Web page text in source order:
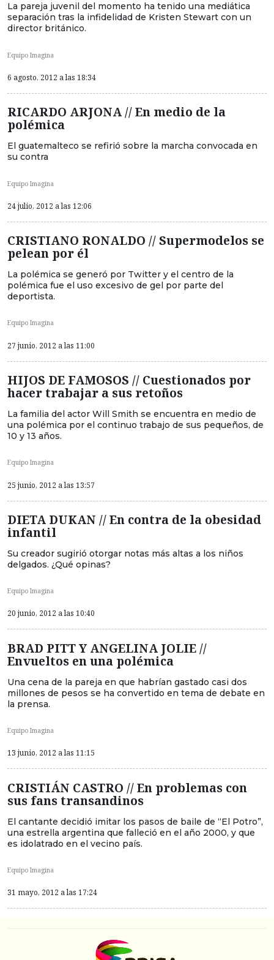
La pareja juvenil del momento ha tenido una mediática
separación tras la infidelidad de Kristen Stewart con un
director británico.
Equipo Imagina
6 agosto, 2012 a las 18:34
RICARDO ARJONA // En medio de la
polémica
El guatemalteco se refirió sobre la marcha convocada en
su contra
Equipo Imagina
24 julio, 2012 a las 12:06
CRISTIANO RONALDO // Supermodelos se
pelean por él
La polémica se generó por Twitter y el centro de la
polémica fue el uso excesivo de gel por parte del
deportista.
Equipo Imagina
27 junio, 2012 a las 11:00
HIJOS DE FAMOSOS // Cuestionados por
hacer trabajar a sus retoños
La familia del actor Will Smith se encuentra en medio de
una polémica por el continuo trabajo de sus pequeños, de
10 y 13 años.
Equipo Imagina
25 junio, 2012 a las 13:57
DIETA DUKAN // En contra de la obesidad
infantil
Su creador sugirió otorgar notas más altas a los niños
delgados. ¿Qué opinas?
Equipo Imagina
20 junio, 2012 a las 10:40
BRAD PITT Y ANGELINA JOLIE //
Envueltos en una polémica
Una cena de la pareja en que habrían gastado casi dos
millones de pesos se ha convertido en tema de debate en
la prensa.
Equipo Imagina
13 junio, 2012 a las 11:15
CRISTIÁN CASTRO // En problemas con
sus fans transandinos
El cantante decidió imitar los pasos de baile de “El Potro”,
una estrella argentina que falleció en el año 2000, y que
es idolatrado en el vecino país.
Equipo Imagina
31 mayo, 2012 a las 17:24